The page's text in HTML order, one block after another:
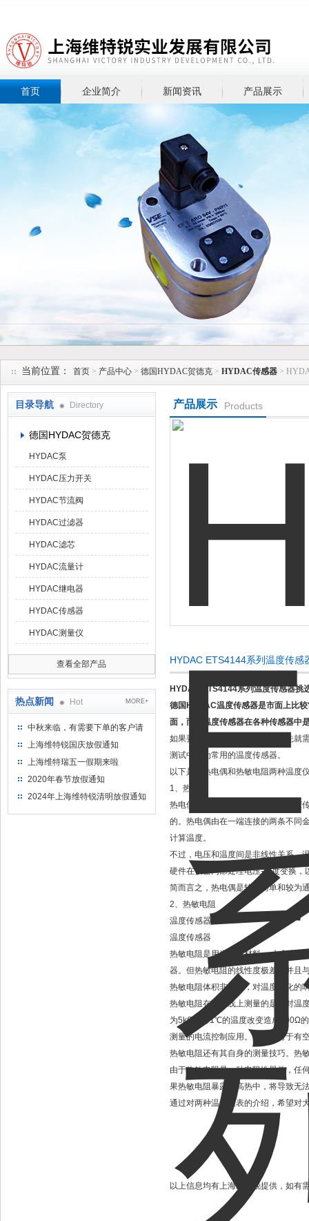
上海维特锐实业发展有限公司
首页 企业简介 新闻资讯 产品展示
当前位置： 首页 > 产品中心 > 德国HYDAC贺德克 > HYDAC传感器 >
目录导航 Directory
德国HYDAC贺德克
HYDAC泵
HYDAC压力开关
HYDAC节流阀
HYDAC过滤器
HYDAC滤芯
HYDAC流量计
HYDAC继电器
HYDAC传感器
HYDAC测量仪
查看全部产品
热点新闻 Hot MORE+
中秋来临，有需要下单的客户请
提前下单
上海维特锐国庆放假通知
上海维特瑞五一假期来啦
2020年春节放假通知
2024年上海维特锐清明放假通知
产品展示 Products
HYDAC ETS4144系列温度传感
HYDAC ETS4144系列温度传感器挑
德国HYDAC温度传感器是市面上比
面，而且温度传感器在各种传感器中
如果要进行可靠的温度测量，首先就
测试中较为常用的温度传感器。
以下是对热电偶和热敏电阻两种温度
1、热电偶
热电偶是温度测量中
的温度
的。热电偶由在一端连接的两条不同
计算温度。
不过，电压和温度间是非线性关系，
硬件在仪器内部处理电压-温度变换
简而言之，热电偶是较为简单和较为
2、热敏电阻
温度传感器
温度传感器
热敏电阻是用半导体材料， 大多为负
器。但热敏电阻的线性度极差，并且
热敏电阻体积非常小，对温度变化的
热敏电阻在两条线上测量的是绝对温
为5kΩ，每1℃的温度改变造成200Ω
测量的电流控制应用。尺寸小对于有
热敏电阻还有其自身的测量技巧。热
由于热敏电阻是一种电阻性器件，任
果热敏电阻暴露在高热中，将导致无
通过对两种温度仪表的介绍，希望对
以上信息均有上海维特锐提供，如有